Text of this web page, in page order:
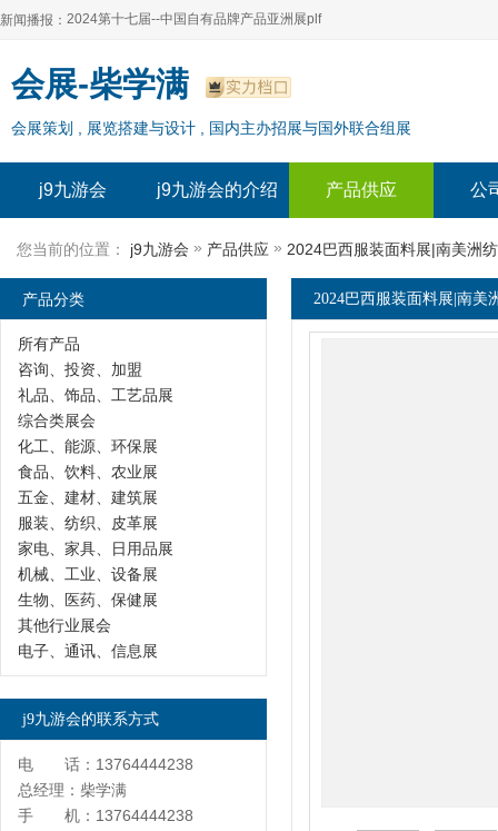
新闻播报：
2024上海自有品牌展--百货展|食品展 零售展|oem展
2024全球自有--品牌产品亚洲展（plf）
2024上海自有品牌展--2024上海oem 贴牌代加工展
2024第十七届--中国自有品牌产品亚洲展plf
2024全球自有--品牌产品亚洲展（plf）
2024年上海--第17届自有品牌展
会展-柴学满
会展策划 , 展览搭建与设计 , 国内主办招展与国外联合组展
j9九游会 j9九游会的介绍 产品供应 公
您当前的位置： j9九游会 » 产品供应 » 2024巴西服装面料展|南美洲
2024巴西服装面料展|南美
产品分类
所有产品
咨询、投资、加盟
礼品、饰品、工艺品展
综合类展会
化工、能源、环保展
食品、饮料、农业展
五金、建材、建筑展
服装、纺织、皮革展
家电、家具、日用品展
机械、工业、设备展
生物、医药、保健展
其他行业展会
电子、通讯、信息展
j9九游会的联系方式
电 话：13764444238
总经理：柴学满
手 机：13764444238